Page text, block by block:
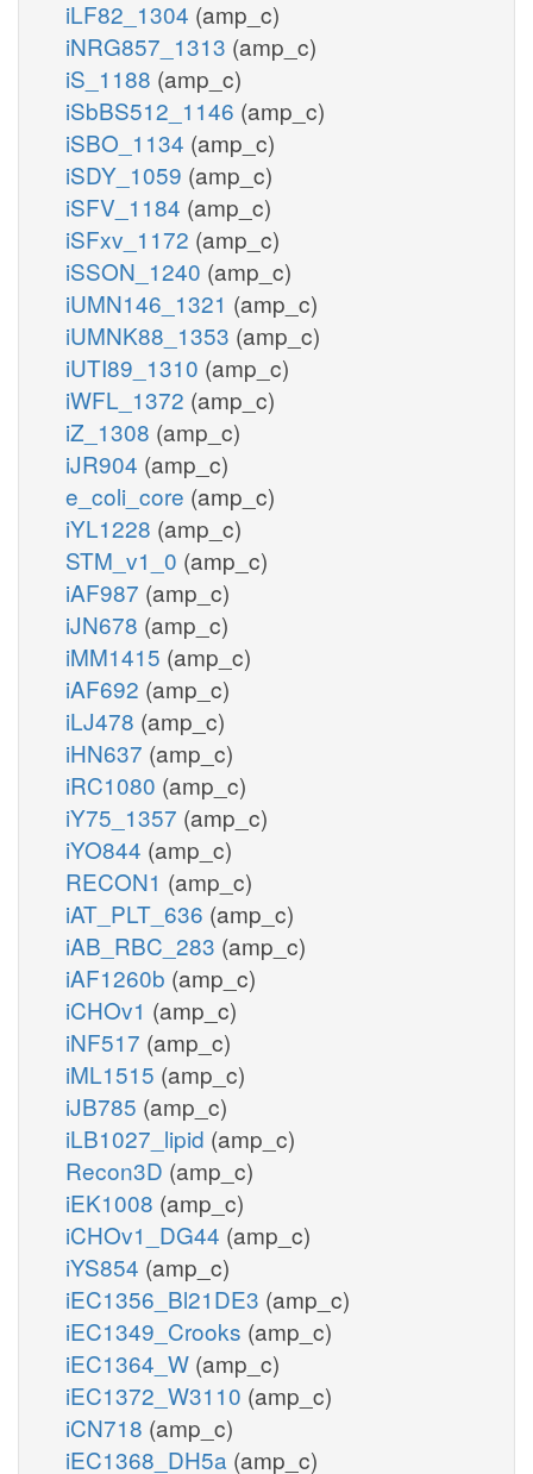
iLF82_1304 (amp_c)
iNRG857_1313 (amp_c)
iS_1188 (amp_c)
iSbBS512_1146 (amp_c)
iSBO_1134 (amp_c)
iSDY_1059 (amp_c)
iSFV_1184 (amp_c)
iSFxv_1172 (amp_c)
iSSON_1240 (amp_c)
iUMN146_1321 (amp_c)
iUMNK88_1353 (amp_c)
iUTI89_1310 (amp_c)
iWFL_1372 (amp_c)
iZ_1308 (amp_c)
iJR904 (amp_c)
e_coli_core (amp_c)
iYL1228 (amp_c)
STM_v1_0 (amp_c)
iAF987 (amp_c)
iJN678 (amp_c)
iMM1415 (amp_c)
iAF692 (amp_c)
iLJ478 (amp_c)
iHN637 (amp_c)
iRC1080 (amp_c)
iY75_1357 (amp_c)
iYO844 (amp_c)
RECON1 (amp_c)
iAT_PLT_636 (amp_c)
iAB_RBC_283 (amp_c)
iAF1260b (amp_c)
iCHOv1 (amp_c)
iNF517 (amp_c)
iML1515 (amp_c)
iJB785 (amp_c)
iLB1027_lipid (amp_c)
Recon3D (amp_c)
iEK1008 (amp_c)
iCHOv1_DG44 (amp_c)
iYS854 (amp_c)
iEC1356_Bl21DE3 (amp_c)
iEC1349_Crooks (amp_c)
iEC1364_W (amp_c)
iEC1372_W3110 (amp_c)
iCN718 (amp_c)
iEC1368_DH5a (amp_c)